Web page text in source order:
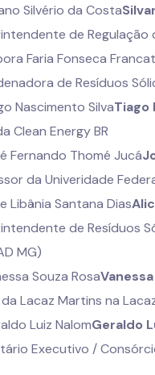
de Regulação
de Resíduos
Tiago
Clean Energy BR
da Univeridade
de Resíduos
MG)
Lacaz Martins na
Geraldo
Executivo /